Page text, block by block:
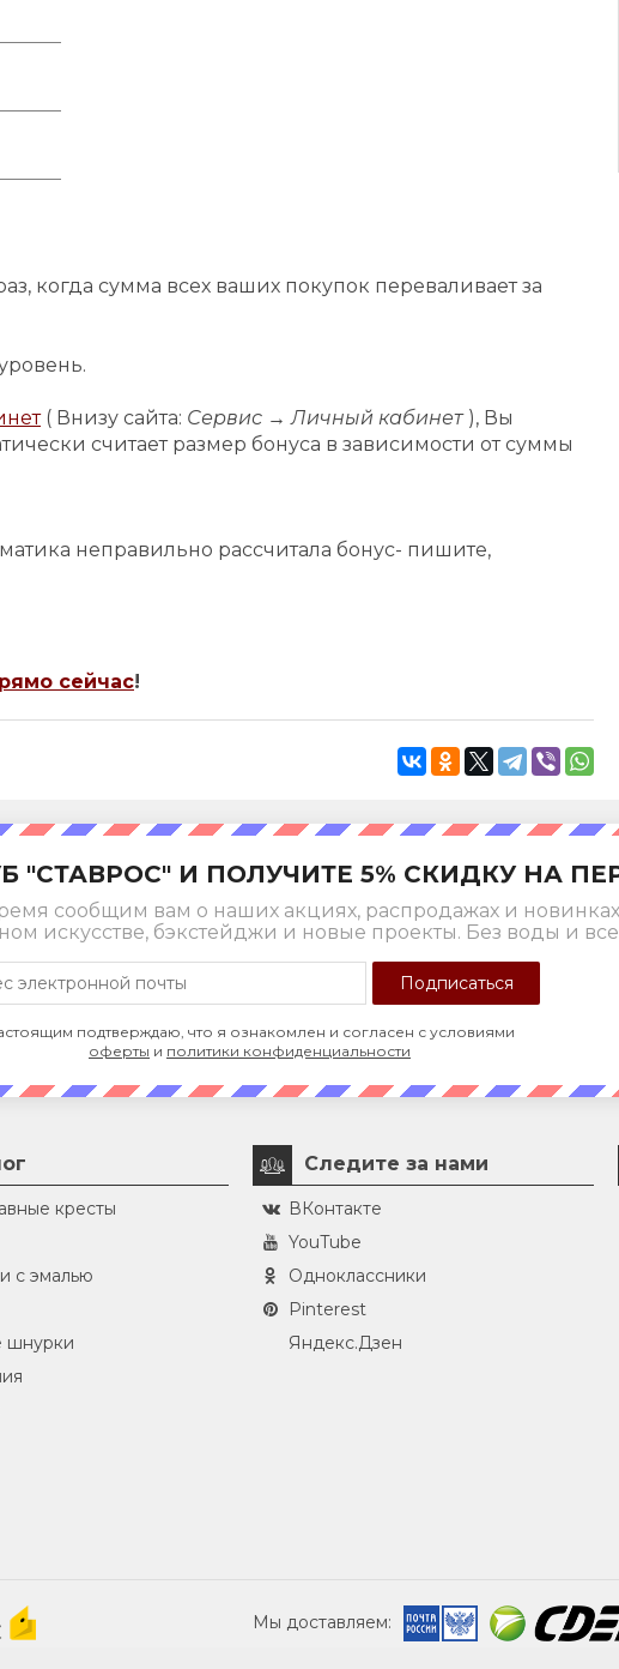
когда сумма всех ваших покупок переваливает за
( Внизу сайта: Сервис → Личный кабинет ), Вы
считает размер бонуса в зависимости от суммы
неправильно рассчитала бонус- пишите,
сейчас!
"СТАВРОС" И ПОЛУЧИТЕ 5% СКИДКУ НА
сообщим вам о наших акциях, распродажах и
искусстве, бэкстейджи и новые проекты. Без воды и
подтверждаю, что я ознакомлен и согласен с условиями
оферты и политики конфиденциальности
кресты
с эмалью
шнурки
Следите за нами
ВКонтакте
YouTube
Одноклассники
Pinterest
Яндекс.Дзен
Мы доставляем: